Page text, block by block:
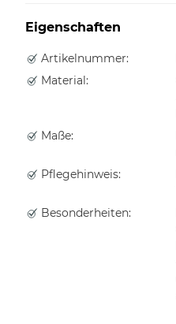
Eigenschaften
Artikelnummer:
Material:
Maße:
Pflegehinweis:
Besonderheiten: